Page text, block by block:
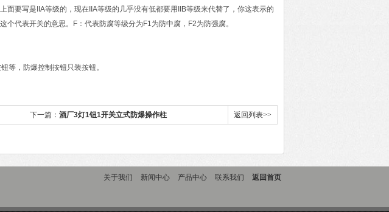
面要写是IIA等级的，现在IIA等级的几乎没有低都要用IIB等级来代替了，你这表示的
代表开关的意思。F：代表防腐等级分为F1为防中腐，F2为防强腐。
等，防爆控制按钮只装按钮。
下一篇： 酒厂3灯1钮1开关立式防爆操作柱 返回列表>>
关于我们 新闻中心 产品中心 联系我们 返回首页